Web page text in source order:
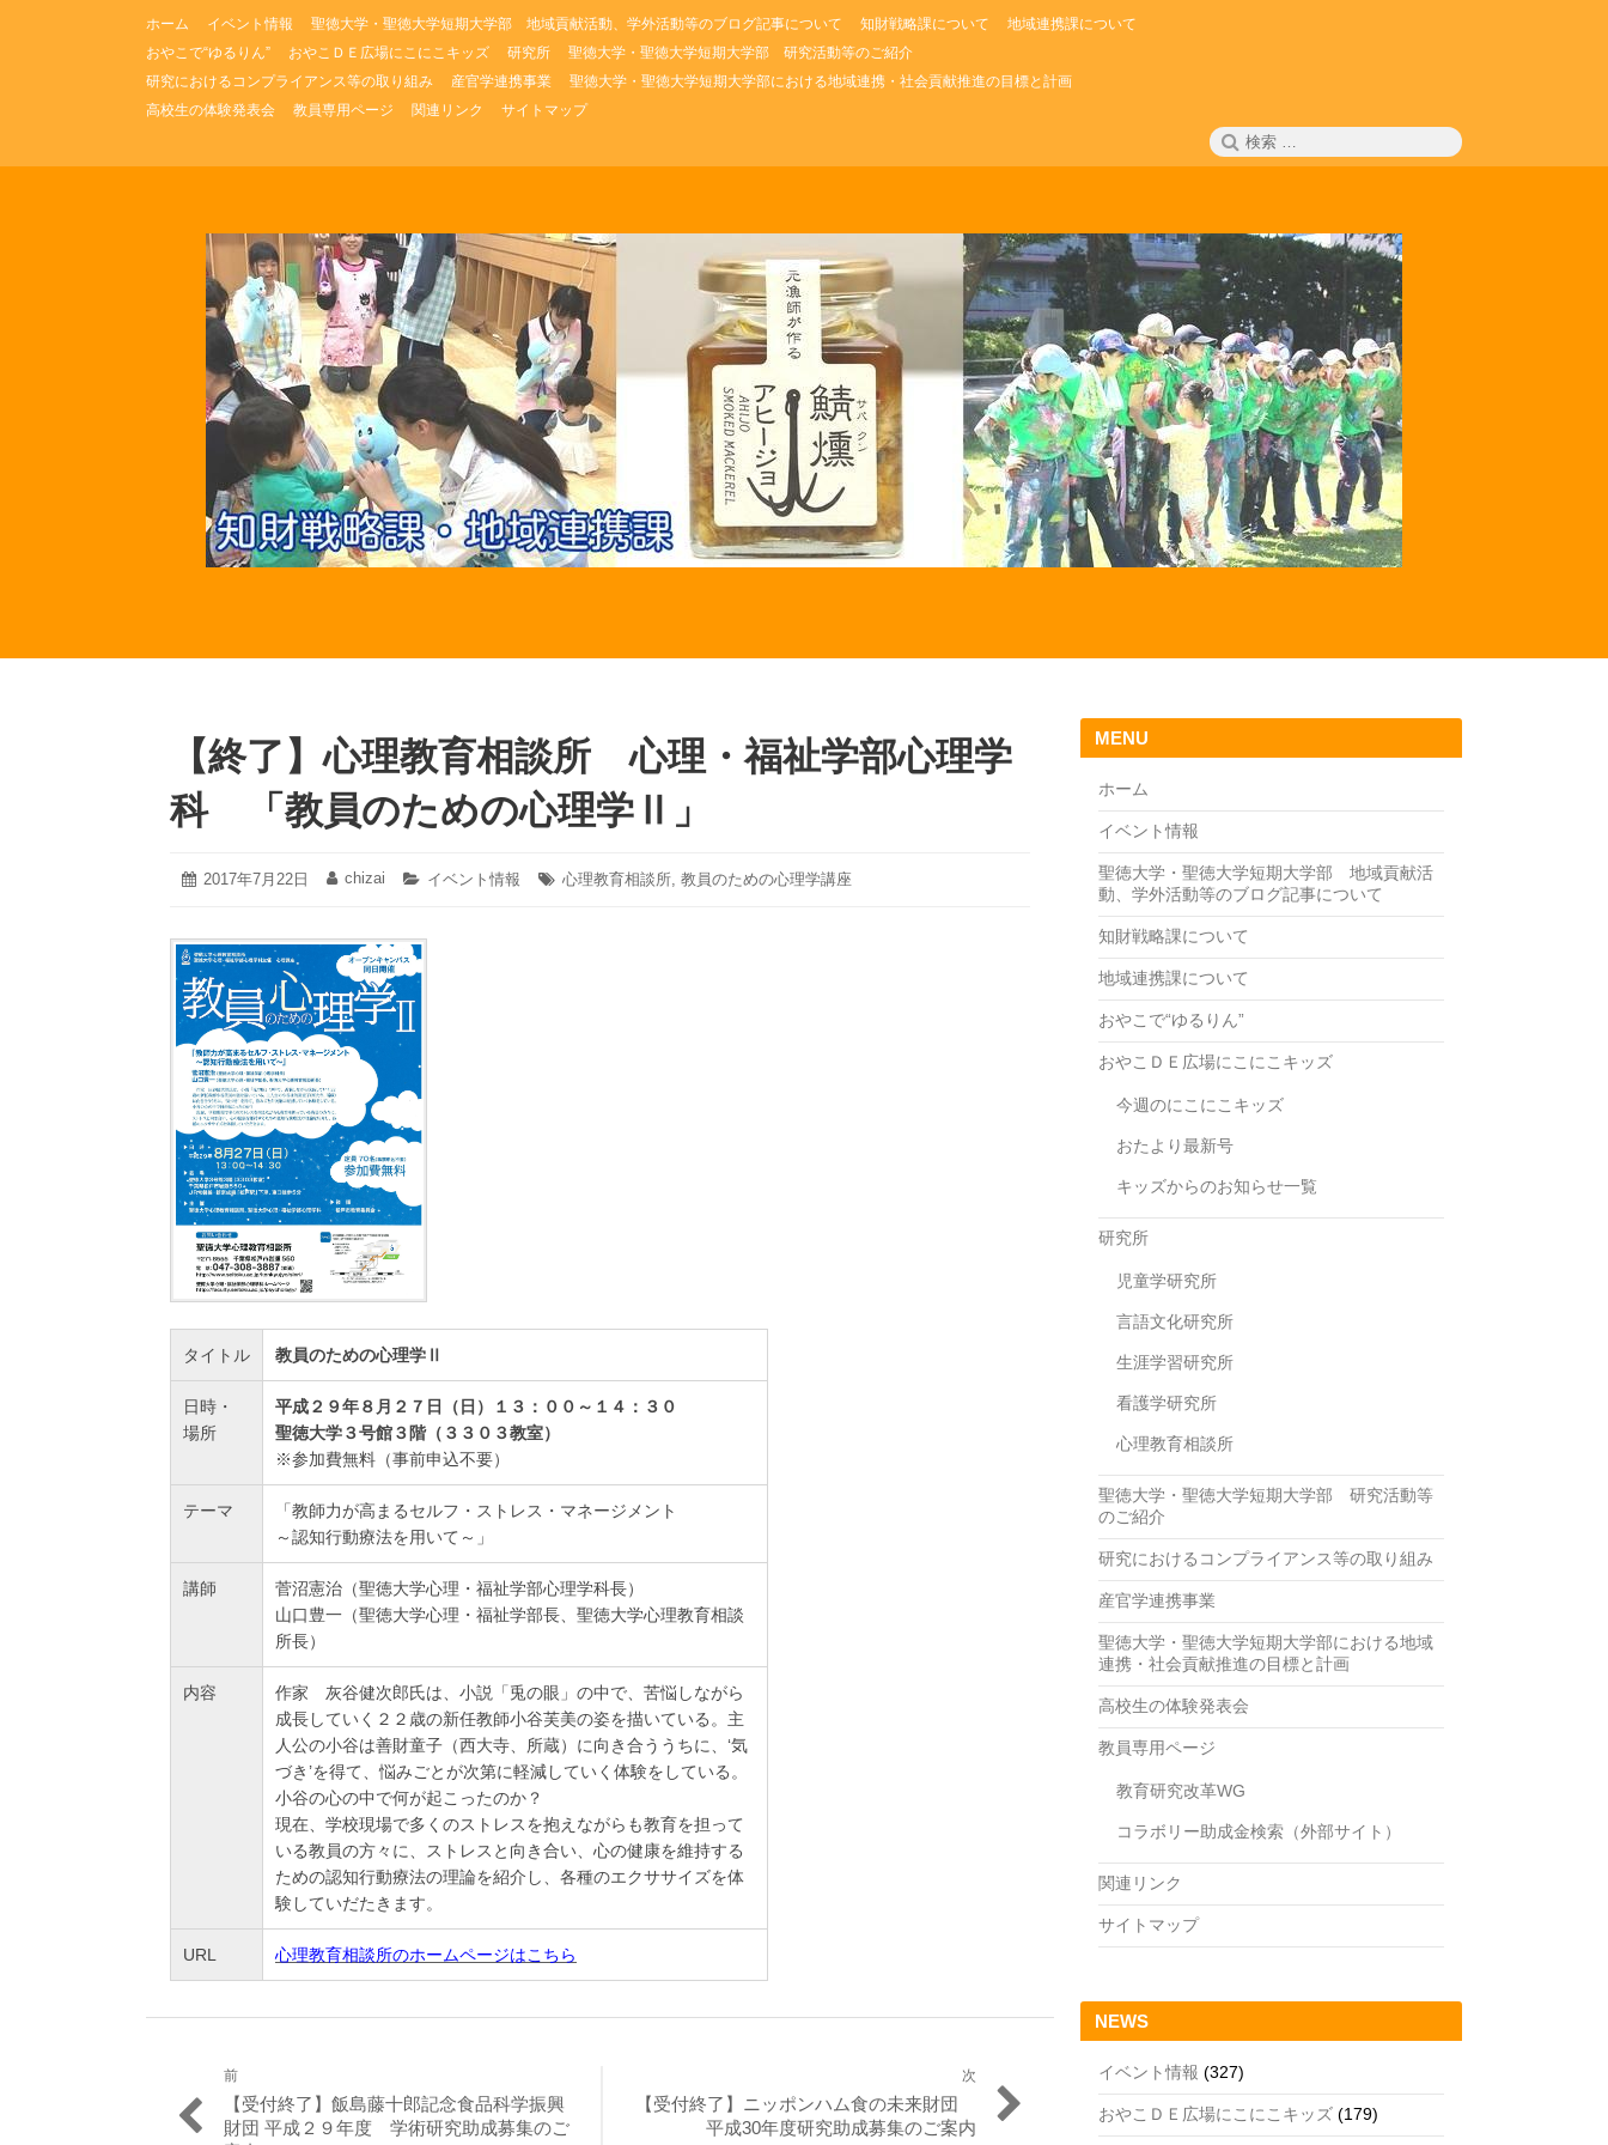
ス
ホーム イベント情報 聖徳大学・聖徳大学短期大学部 地域貢献活動、学外活動等のブログ記事について 知財戦略課について
地域連携課について
おやこで“ゆるりん”
おやこＤＥ広場にこにこキッズ 研究所
聖徳大学・聖徳大学短期大学部 研究活動等のご紹介
研究におけるコンプライアンス等の取り組み
産官学連携事業
聖徳大学・聖徳大学短期大学部における地域連携・社会貢献推進の目標と計画
高校生の体験発表会
教員専用ページ 関連リンク サイトマップ
検
索:
【終了】心理教育相談所 心理・福祉学部心理学
科 「教員のための心理学Ⅱ」
投
2017年7月22日
2022
月
投
chizai
カ
イベント情報
タ
心理教育相談所, 教員のための心理学講座
タイトル 教員のための心理学Ⅱ
日時・
場所
平成２９年８月２７日（日）１３：００～１４：３０
聖徳大学３号館３階（３３０３教室）
※参加費無料（事前申込不要）
テーマ
「教師力が高まるセルフ・ストレス・マネージメント
～認知行動療法を用いて～」
講師
菅沼憲治（聖徳大学心理・福祉学部心理学科長）
山口豊一（聖徳大学心理・福祉学部長、聖徳大学心理教育相談
所長）
内容
作家 灰谷健次郎氏は、小説「兎の眼」の中で、苦悩しながら
成長していく２２歳の新任教師小谷芙美の姿を描いている。主
人公の小谷は善財童子（西大寺、所蔵）に向き合ううちに、‘気
づき’を得て、悩みごとが次第に軽減していく体験をしている。
小谷の心の中で何が起こったのか？
現在、学校現場で多くのストレスを抱えながらも教育を担って
いる教員の方々に、ストレスと向き合い、心の健康を維持する
ための認知行動療法の理論を紹介し、各種のエクササイズを体
験していだたきます。
URL 心理教育相談所のホームページはこちら
稿
前
過
去
【受付終了】飯島藤十郎記念食品科学振興
財団 平成２９年度 学術研究助成募集のご
次
【受付終了】ニッポンハム食の未来財団
平成30年度研究助成募集のご案内
MENU
ホーム
イベント情報
聖徳大学・聖徳大学短期大学部 地域貢献活
動、学外活動等のブログ記事について
知財戦略課について
地域連携課について
おやこで“ゆるりん”
おやこＤＥ広場にこにこキッズ
今週のにこにこキッズ
おたより最新号
キッズからのお知らせ一覧
研究所
児童学研究所
言語文化研究所
生涯学習研究所
看護学研究所
心理教育相談所
聖徳大学・聖徳大学短期大学部 研究活動等
のご紹介
研究におけるコンプライアンス等の取り組み
産官学連携事業
聖徳大学・聖徳大学短期大学部における地域
連携・社会貢献推進の目標と計画
高校生の体験発表会
教員専用ページ
教育研究改革WG
コラボリー助成金検索（外部サイト）
関連リンク
サイトマップ
NEWS
イベント情報 (327)
おやこＤＥ広場にこにこキッズ (179)